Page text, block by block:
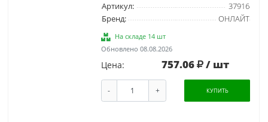
Артикул:
37916
Бренд:
ОНЛАЙТ
На складе 14 шт
Обновлено 08.08.2026
Цена: 757.06 / шт
- + КУПИТЬ